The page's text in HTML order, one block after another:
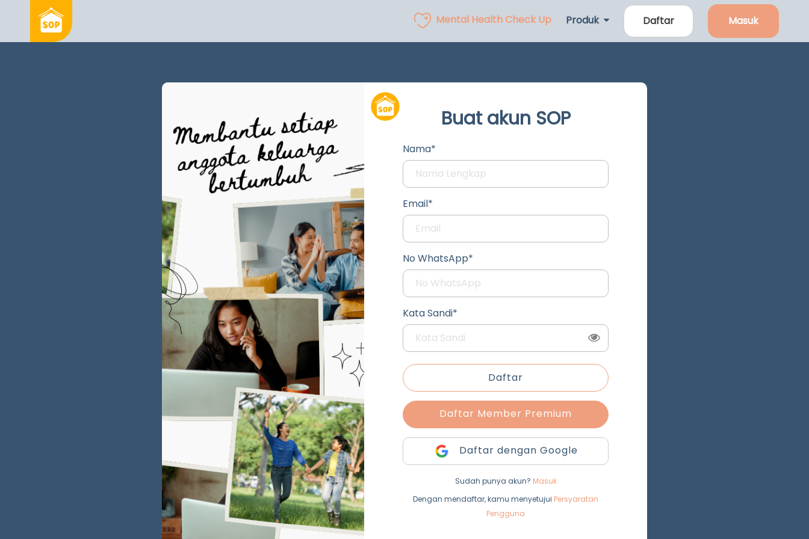
Mental Health Check Up Produk Daftar Masuk
Buat akun SOP
Nama*
Email*
No WhatsApp*
Kata Sandi*
Daftar
Daftar Member Premium
Daftar dengan Google
Sudah punya akun? Masuk
Dengan mendaftar, kamu menyetujui Persyaratan
Pengguna